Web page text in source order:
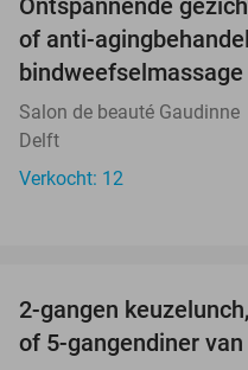
Ontspannende
of anti-
Salon de beauté Gaudinne
Delft
Verkocht: 12
NEW
TODAY
2-gangen
of 5-gangendiner